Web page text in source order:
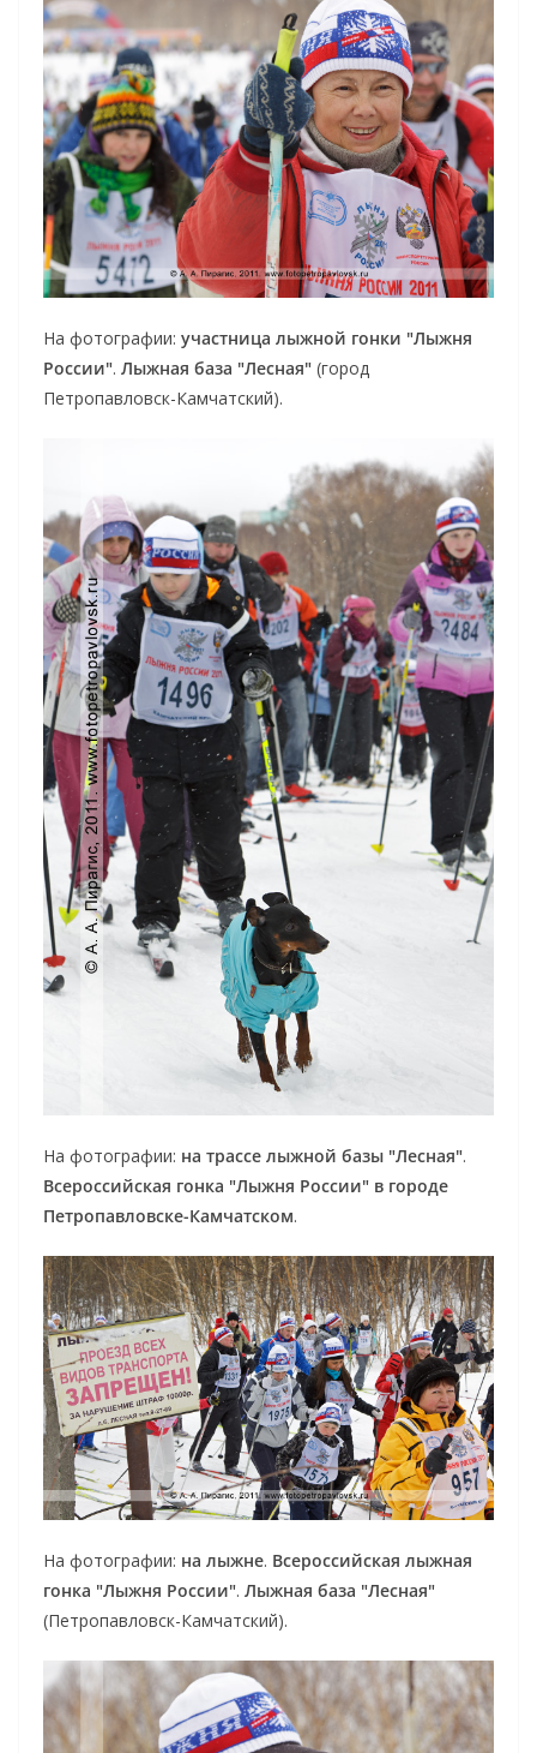
На фотографии: участница лыжной гонки "Лыжня
России". Лыжная база "Лесная" (город
Петропавловск-Камчатский).
На фотографии: на трассе лыжной базы "Лесная".
Всероссийская гонка "Лыжня России" в городе
Петропавловске-Камчатском.
На фотографии: на лыжне. Всероссийская лыжная
гонка "Лыжня России". Лыжная база "Лесная"
(Петропавловск-Камчатский).